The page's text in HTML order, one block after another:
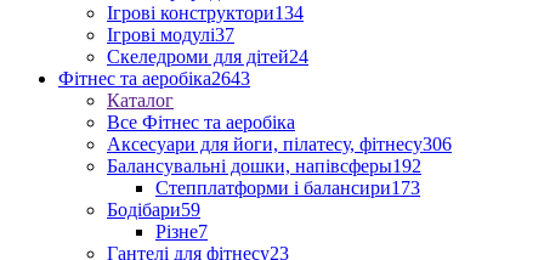
Ігрові конструктори134
Ігрові модулі37
Скеледроми для дітей24
Фітнес та аеробіка2643
Каталог
Все Фітнес та аеробіка
Аксесуари для йоги, пілатесу, фітнесу306
Балансувальні дошки, напівсферы192
Степплатформи і балансири173
Бодібари59
Різне7
Гантелі для фітнесу23